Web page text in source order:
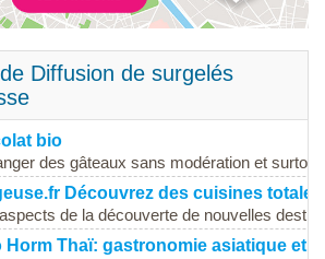
Diffusion de surgelés
bio
des gâteaux sans modération et
Découvrez des cuisines
de la découverte de nouvelles
Horm Thaï: gastronomie asiatique et